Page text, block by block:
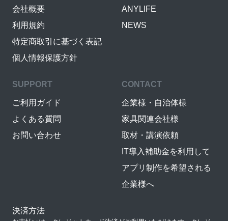
会社概要
利用規約
特定商取引に基づく表記
個人情報保護方針
ANYLIFE
NEWS
SUPPORT
ご利用ガイド
よくある質問
お問い合わせ
CONTACT
企業様・自治体様
家具関連会社様
取材・講演依頼
IT導入補助金を利用して
アプリ制作を希望される
企業様へ
決済方法